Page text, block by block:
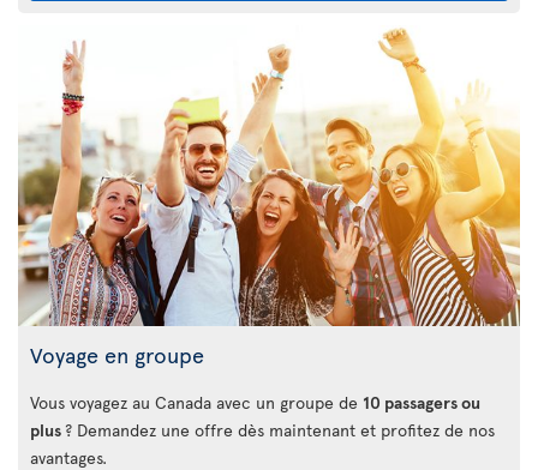
Voyage en groupe
Vous voyagez au Canada avec un groupe de 10 passagers ou
plus ? Demandez une offre dès maintenant et profitez de nos
avantages.